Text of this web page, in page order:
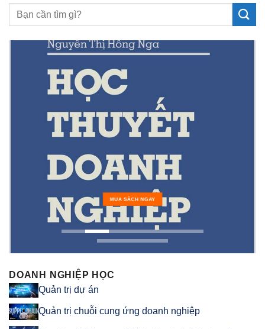
MUA SÁCH NGAY
DOANH NGHIỆP HỌC
Quản trị dự án
Quản trị chuỗi cung ứng doanh nghiệp